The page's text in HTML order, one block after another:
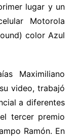
lugar y un
Motorola
color Azul
Maximiliano
video, trabajó
a diferentes
tercer premio
Ramón. En